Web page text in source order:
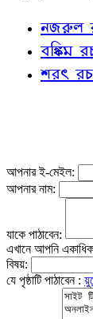
নজরুল
বঙ্কিম
শরৎ
আপনার ই-মেইল:
আপনার নাম:
যাকে পাঠাবেন:
এখানে আপনি
বিষয়:
যে পৃষ্ঠাটি পাঠাবেন :